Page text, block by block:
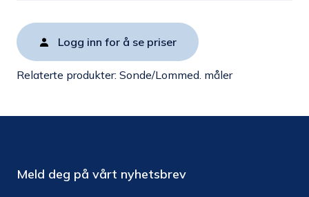
Logg inn for å se priser
Relaterte produkter: Sonde/Lommed. måler
Meld deg på vårt nyhetsbrev